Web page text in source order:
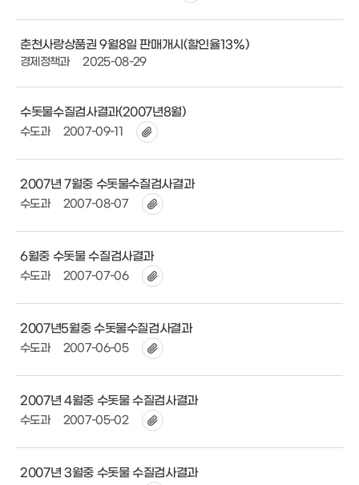
춘천사랑상품권 9월8일 판매개시(할인율13%)
경제정책과 2025-08-29
수돗물수질검사결과(2007년8월)
수도과 2007-09-11
2007년 7월중 수돗물수질검사결과
수도과 2007-08-07
6월중 수돗물 수질검사결과
수도과 2007-07-06
2007년5월중 수돗물수질검사결과
수도과 2007-06-05
2007년 4월중 수돗물 수질검사결과
수도과 2007-05-02
2007년 3월중 수돗물 수질검사결과